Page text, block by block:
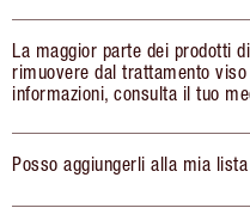
La maggior parte dei prodotti
rimuovere dal trattamento
informazioni, consulta il tuo
Posso aggiungerli alla mia